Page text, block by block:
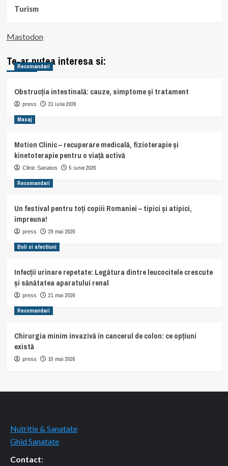
Turism
Mastodon
Te-ar putea interesa si:
Recomandari
Obstrucția intestinală: cauze, simptome și tratament
press 31 iulie 2026
Masaj
Motion Clinic – recuperare medicală, fizioterapie și
kinetoterapie pentru o viață activă
Clinic Sanatos 5 iunie 2026
Recomandari
Un festival pentru toți copiii Romaniei – tipici și atipici,
impreuna!
press 29 mai 2026
Boli si afectiuni
Infecții urinare repetate: Legătura dintre leucocitele crescute
și sănătatea aparatului renal
press 21 mai 2026
Recomandari
Chirurgia minim invazivă în cancerul de colon: ce opțiuni
există
press 10 mai 2026
Nutritie & Sanatate
Ghid Sanatate
Contact: